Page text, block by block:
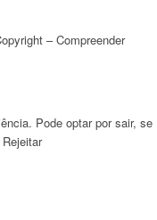
– Compreender
Pode optar por sair, se
Rejeitar